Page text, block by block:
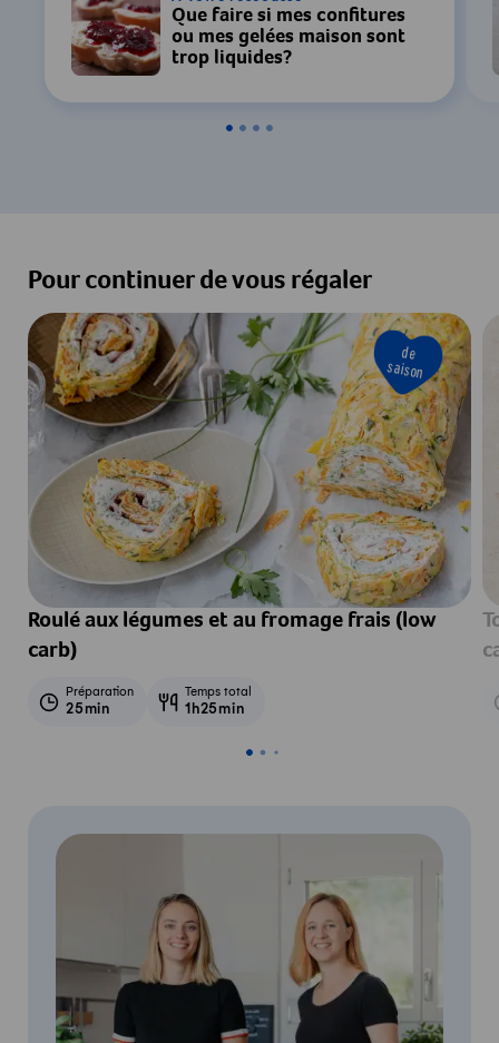
Que faire si mes confitures
ou mes gelées maison sont
trop liquides?
Pour continuer de vous régaler
de
saison
Roulé aux légumes et au fromage frais (low
carb)
Préparation
25min
Temps total
1h25min